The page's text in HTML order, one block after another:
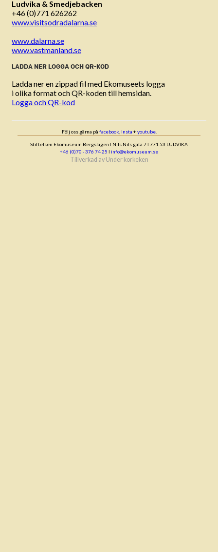
Ludvika & Smedjebacken
+46 (0)771 626262
www.visitsodradalarna.se
www.dalarna.se
www.vastmanland.se
LADDA NER LOGGA OCH QR-KOD
Ladda ner en zippad fil med Ekomuseets logga
i olika format och QR-koden till hemsidan.
Logga och QR-kod
Följ oss gärna på facebook insta + youtube.
Stiftelsen Ekomuseum Bergslagen ǀ Nils Nils gata 7 ǀ 771 53 LUDVIKA
+46 (0)70 - 376 74 25 ǀ info@ekomuseum.se
Tillverkad av Under korkeken